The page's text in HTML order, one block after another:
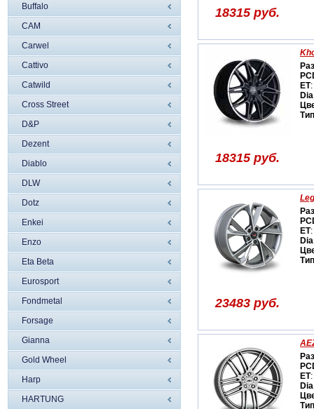
Buffalo
CAM
Carwel
Cattivo
Catwild
Cross Street
D&P
Dezent
Diablo
DLW
Dotz
Enkei
Enzo
Eta Beta
Eurosport
Fondmetal
Forsage
Gianna
Gold Wheel
Harp
HARTUNG
18315 руб.
ET
Dia
Тип
18315 руб.
ET
Dia
Тип
23483 руб.
ET
Dia
Тип